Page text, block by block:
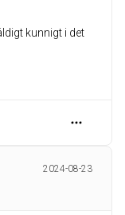
kunnigt i det
2024-08-23